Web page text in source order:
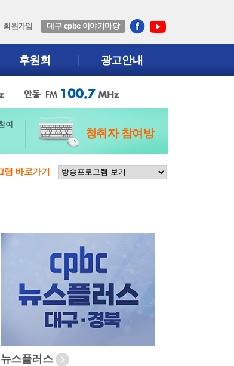
회원가입 대구 cpbc 이야기마당
후원회 광고안내
여
청취자 참여방
램 바로가기
뉴스플러스